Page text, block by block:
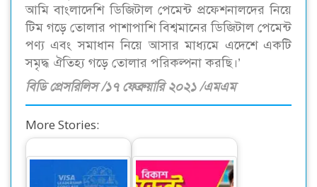
আমি বাংলাদেশি ডিজিটাল পেমেন্ট প্রফেশনালদের নিয়ে
টিম গড়ে তোলার পাশাপাশি বিশ্বমানের ডিজিটাল পেমেন্ট
পণ্য এবং সমাধান নিয়ে আসার মাধ্যমে এদেশে একটি
সমৃদ্ধ ঐতিহ্য গড়ে তোলার পরিকল্পনা করছি।’
বিডি প্রেসরিলিস /১৭ ফেব্রুয়ারি ২০২১ /এমএম
More Stories: